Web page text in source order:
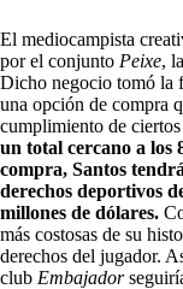
El mediocampista
por el conjunto Peixe,
Dicho negocio tomó la
una opción de compra
cumplimiento de
un total cercano a los
compra, Santos
derechos deportivos
millones de dólares.
más costosas de su
derechos del jugador.
club Embajador